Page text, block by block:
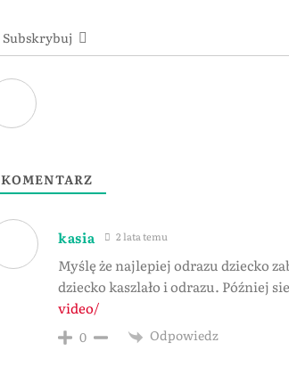
Subskrybuj
KOMENTARZ
kasia 2 lata temu
Myślę że najlepiej odrazu dziecko
dziecko kaszlało i odrazu. Później
video/
0 Odpowiedz